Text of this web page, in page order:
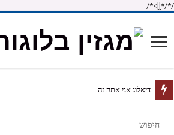
/*
/*]]>*/
דיאלוג אני אתה זה